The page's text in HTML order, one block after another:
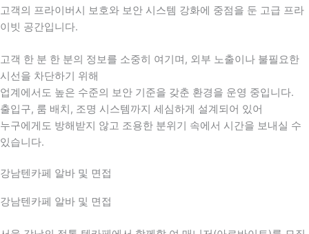
고객의 프라이버시 보호와 보안 시스템 강화에 중점을 둔 고급 프라
이빗 공간입니다.
고객 한 분 한 분의 정보를 소중히 여기며, 외부 노출이나 불필요한
시선을 차단하기 위해
업계에서도 높은 수준의 보안 기준을 갖춘 환경을 운영 중입니다.
출입구, 룸 배치, 조명 시스템까지 세심하게 설계되어 있어
누구에게도 방해받지 않고 조용한 분위기 속에서 시간을 보내실 수
있습니다.
강남텐카페 알바 및 면접
강남텐카페 알바 및 면접